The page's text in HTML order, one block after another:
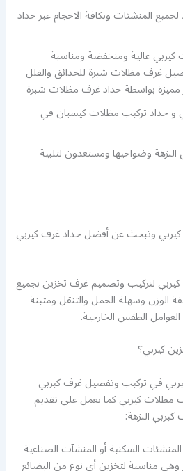
المنشئات وبكافة الاحجام عبر حداد
عالية ومنخفضة ومناسبة
غرف مظلات شبرة للحدائق والفلل
مميزة بواسطة حداد غرف مظلات شبرة
و حداد تركيب مظلات كيسبان في
وضواحيها ومستعدون لتلبية
وتبحث عن أفضل حداد غرف كيربي
كيربي لتركيب وتصميم غرف تخزين بجميع
الوزن وسهلة الحمل والتنقل ومتينة
الطقس الخارجية.
كيربي؟
في تركيب وتفصيل غرف كيربي
مظلات كيربي كما نعمل على تقديم
النزهة:
السكنية أو المنشآت الصناعية
وهي مناسبة لتخزين أي نوع من البضائع